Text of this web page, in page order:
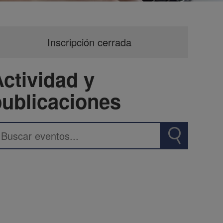
Inscripción cerrada
y